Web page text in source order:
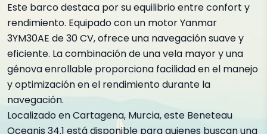
Este barco destaca por su equilibrio entre confort y
rendimiento. Equipado con un motor Yanmar
3YM30AE de 30 CV, ofrece una navegación suave y
eficiente. La combinación de una vela mayor y una
génova enrollable proporciona facilidad en el manejo
y optimización en el rendimiento durante la
navegación.
Localizado en Cartagena, Murcia, este Beneteau
Oceanis 34.1 está disponible para quienes buscan una